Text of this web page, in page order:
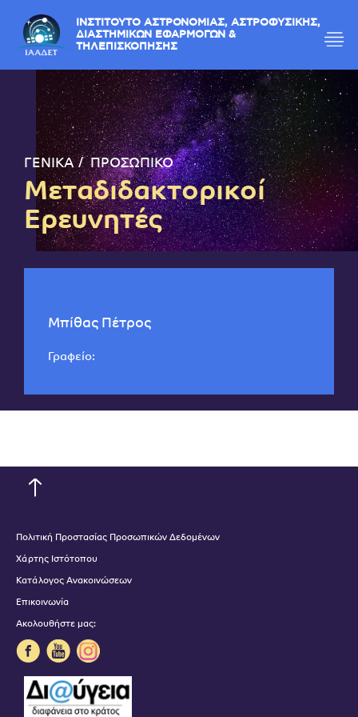
ΙΝΣΤΙΤΟΥΤΟ ΑΣΤΡΟΝΟΜΙΑΣ, ΑΣΤΡΟΦΥΣΙΚΗΣ,
ΔΙΑΣΤΗΜΙΚΩΝ ΕΦΑΡΜΟΓΩΝ &
ΤΗΛΕΠΙΣΚΟΠΗΣΗΣ
ΓΕΝΙΚΑ ΠΡΟΣΩΠΙΚΟ
Μεταδιδακτορικοί
Ερευνητές
Μπίθας Πέτρος
Γραφείο:
Πολιτική Προστασίας Προσωπικών Δεδομένων
Χάρτης Ιστότοπου
Κατάλογος Ανακοινώσεων
Επικοινωνία
Ακολουθήστε μας: